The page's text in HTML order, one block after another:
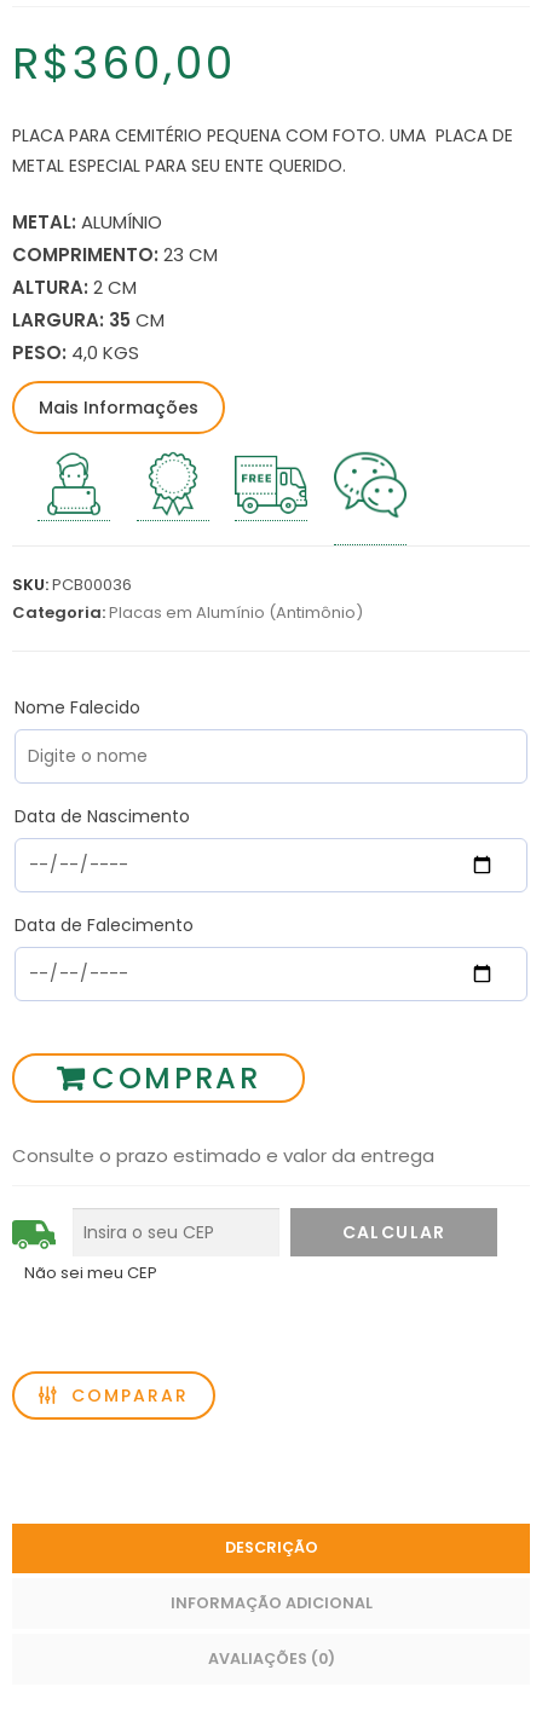
R$360,00
PLACA PARA CEMITÉRIO PEQUENA COM FOTO. UMA PLACA DE
METAL ESPECIAL PARA SEU ENTE QUERIDO.
METAL: ALUMÍNIO
COMPRIMENTO: 23 CM
ALTURA: 2 CM
LARGURA: 35 CM
PESO: 4,0 KGS
Mais Informações
SKU:PCB00036
Categoria:Placas em Alumínio (Antimônio)
Nome Falecido
Data de Nascimento
Data de Falecimento
COMPRAR
Consulte o prazo estimado e valor da entrega
Não sei meu CEP
COMPARAR
DESCRIÇÃO
INFORMAÇÃO ADICIONAL
AVALIAÇÕES (0)